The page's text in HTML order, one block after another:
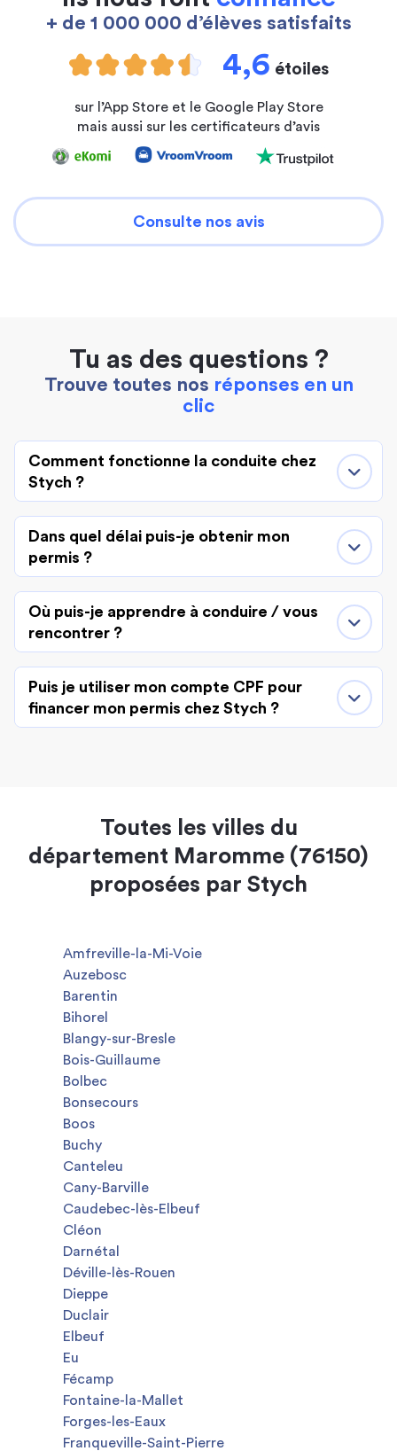
+ de 1 000 000 d’élèves satisfaits
4,6 étoiles
sur l’App Store et le Google Play Store
mais aussi sur les certificateurs d’avis
Consulte nos avis
Tu as des questions ?
Trouve toutes nos réponses en un
clic
Comment fonctionne la conduite chez
Stych ?
Dans quel délai puis-je obtenir mon
permis ?
Où puis-je apprendre à conduire / vous
rencontrer ?
Puis je utiliser mon compte CPF pour
financer mon permis chez Stych ?
Toutes les villes du
département Maromme (76150)
proposées par Stych
Amfreville-la-Mi-Voie
Auzebosc
Barentin
Bihorel
Blangy-sur-Bresle
Bois-Guillaume
Bolbec
Bonsecours
Boos
Buchy
Canteleu
Cany-Barville
Caudebec-lès-Elbeuf
Cléon
Darnétal
Déville-lès-Rouen
Dieppe
Duclair
Elbeuf
Eu
Fécamp
Fontaine-la-Mallet
Forges-les-Eaux
Franqueville-Saint-Pierre